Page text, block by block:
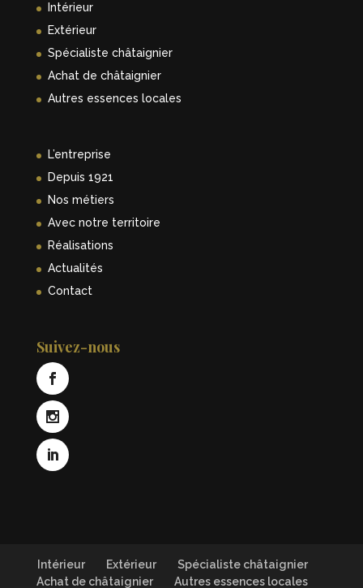
Intérieur
Extérieur
Spécialiste châtaignier
Achat de châtaignier
Autres essences locales
L’entreprise
Depuis 1921
Nos métiers
Avec notre territoire
Réalisations
Actualités
Contact
Suivez-nous
Intérieur Extérieur
Spécialiste châtaignier
Achat de châtaignier
Autres essences locales